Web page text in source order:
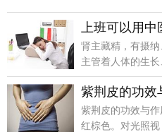
上班可以用中
肾主藏精，有摄纳
主管着人体的生
摩，通过经络的
应，调节内分泌与
紫荆皮的功效
紫荆皮的功效与
红棕色。对光照